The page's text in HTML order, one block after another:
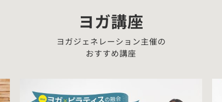
ヨガ講座
ヨガジェネレーション主催の
おすすめ講座